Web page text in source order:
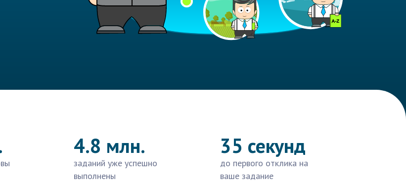
4.8 млн.
заданий уже успешно
выполнены
35 секунд
до первого отклика на
ваше задание